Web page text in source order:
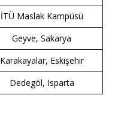
İTÜ Maslak Kampüsü
Geyve, Sakarya
Karakayalar, Eskişehir
Dedegöl, Isparta